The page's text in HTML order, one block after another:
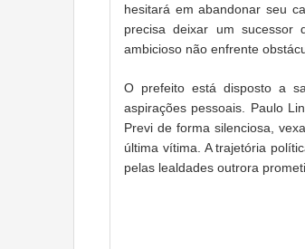
hesitará em abandonar seu
precisa deixar um sucessor
ambicioso não enfrente
O prefeito está disposto a
aspirações pessoais. Paulo
Previ de forma silenciosa,
última vítima. A trajetória
pelas lealdades outrora